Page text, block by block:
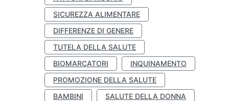
SICUREZZA ALIMENTARE
DIFFERENZE DI GENERE
TUTELA DELLA SALUTE
BIOMARCATORI
INQUINAMENTO
PROMOZIONE DELLA SALUTE
BAMBINI
SALUTE DELLA DONNA